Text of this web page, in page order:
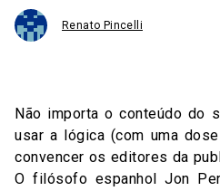
Renato Pincelli
Não importa o conteúdo do
usar a lógica (com uma
convencer os editores da
O filósofo espanhol Jon